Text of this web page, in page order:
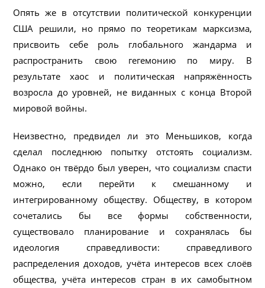
Опять же в отсутствии политической конкуренции
США решили, но прямо по теоретикам марксизма,
присвоить себе роль глобального жандарма и
распространить свою гегемонию по миру. В
результате хаос и политическая напряжённость
возросла до уровней, не виданных с конца Второй
мировой войны.
Неизвестно, предвидел ли это Меньшиков, когда
сделал последнюю попытку отстоять социализм.
Однако он твёрдо был уверен, что социализм спасти
можно, если перейти к смешанному и
интегрированному обществу. Обществу, в котором
сочетались бы все формы собственности,
существовало планирование и сохранялась бы
идеология справедливости: справедливого
распределения доходов, учёта интересов всех слоёв
общества, учёта интересов стран в их самобытном